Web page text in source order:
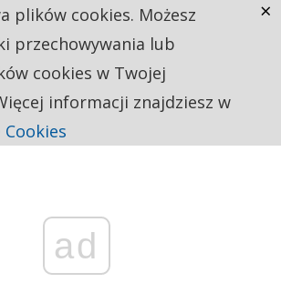
ad
plików cookies. Możesz
przechowywania lub
cookies w Twojej
informacji znajdziesz w
×